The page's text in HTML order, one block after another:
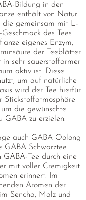
Bildung in den
enthält von Natur
die gemeinsam mit L-
des Tees
eigenes Enzym,
der Teeblätter
sehr sauerstoffarmer
aktiv ist. Diese
um auf natürliche
wird der Tee hierfür
Stickstoffatmosphäre
die gewünschte
GABA zu erzielen.
auch GABA Oolong
GABA Schwarztee
GABA-Tee durch eine
mit voller Cremigkeit
erinnert. Im
Aromen der
Sencha, Malz und